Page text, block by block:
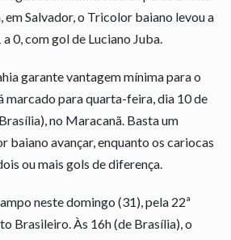
em Salvador, o Tricolor baiano levou a
0, com gol de Luciano Juba.
garante vantagem mínima para o
marcado para quarta-feira, dia 10 de
no Maracanã. Basta um
baiano avançar, enquanto os cariocas
ou mais gols de diferença.
neste domingo (31), pela 22ª
Brasileiro. Às 16h (de Brasília), o